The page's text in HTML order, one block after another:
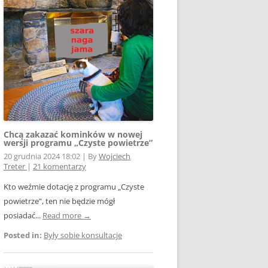
WSPÓŁPRACY
Z SIECIĄ
FOTOWOLTAICE –
TKWI
ROZLICZENIA
– JAK ŻYĆ?
Chcą zakazać kominków w nowej
wersji programu „Czyste powietrze”
20 grudnia 2024 18:02 | ByWojciech
Treter | 21 komentarzy
Kto weźmie dotację z programu „Czyste
powietrze”, ten nie będzie mógł
posiadać... Read more →
Posted in: Były sobie konsultacje